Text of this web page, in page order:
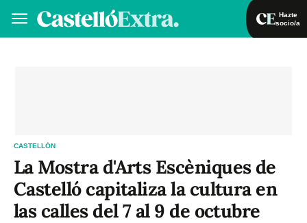
Hazte
socio/a
CASTELLÓN
La Mostra d'Arts Escèniques de
Castelló capitaliza la cultura en
las calles del 7 al 9 de octubre